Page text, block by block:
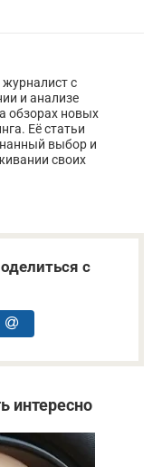
с
и анализе
обзорах новых
Её статьи
выбор и
своих
с
интересно